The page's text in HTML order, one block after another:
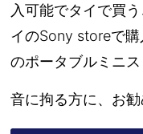
入可能でタイで買
イのSony storeで
のポータブルミニ
音に拘る方に、お勧